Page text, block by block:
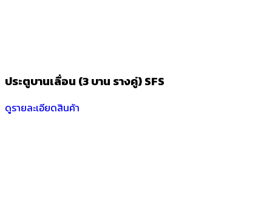
ประตูบานเลื่อน (3 บาน รางคู่) SFS
ดูรายละเอียดสินค้า